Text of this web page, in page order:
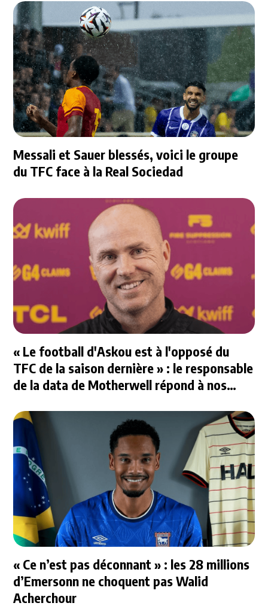
Messali et Sauer blessés, voici le groupe
du TFC face à la Real Sociedad
« Le football d'Askou est à l'opposé du
TFC de la saison dernière » : le responsable
de la data de Motherwell répond à nos
« Ce n’est pas déconnant » : les 28 millions
d’Emersonn ne choquent pas Walid
Acherchour